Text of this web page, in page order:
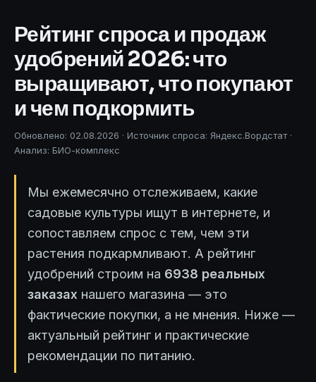
Рейтинг спроса и продаж
удобрений 2026: что
выращивают, что покупают
и чем подкормить
Обновлено: 02.08.2026 · Источник спроса: Яндекс.Вордстат ·
Анализ: БИО-комплекс
Мы ежемесячно отслеживаем, какие
садовые культуры ищут в интернете, и
сопоставляем спрос с тем, чем эти
растения подкармливают. А рейтинг
удобрений строим на 6938 реальных
заказах нашего магазина — это
фактические покупки, а не мнения. Ниже —
актуальный рейтинг и практические
рекомендации по питанию.